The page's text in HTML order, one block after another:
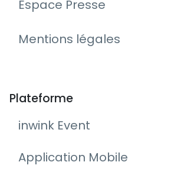
Espace Presse
Mentions légales
Plateforme
inwink Event
Application Mobile